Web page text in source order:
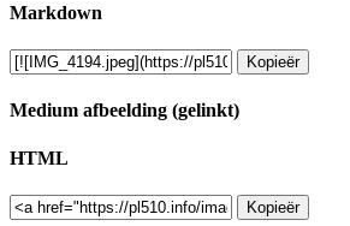
Markdown
Kopieër
Medium afbeelding (gelinkt)
HTML
Kopieër